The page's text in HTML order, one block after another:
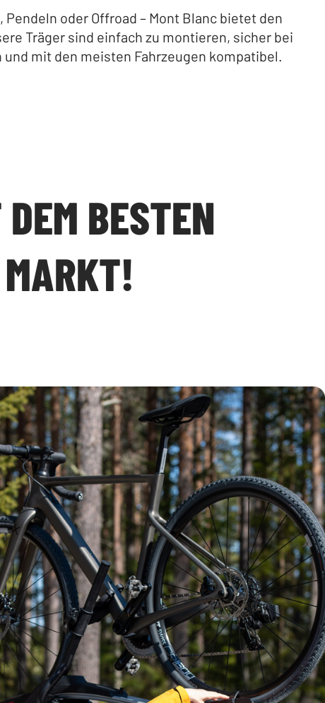
Pendeln oder Offroad – Mont Blanc bietet den
Träger sind einfach zu montieren, sicher bei
und mit den meisten Fahrzeugen kompatibel.
BESTEN